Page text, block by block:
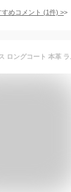
めコメント (1件) >